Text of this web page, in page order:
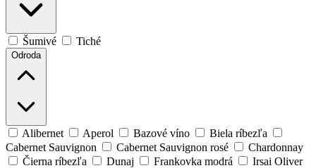
Šumivé Tiché
Odroda
Alibernet Aperol Bazové víno
Biela ríbezľa
Cabernet Sauvignon
Cabernet Sauvignon rosé
Chardonnay
Čierna ríbezľa
Dunaj Frankovka modrá
Irsai Oliver